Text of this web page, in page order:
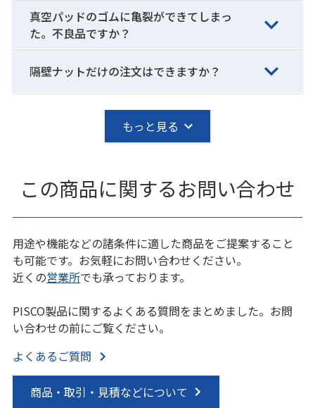
真空パッドのゴムに亀裂ができてしまっ
た。不良品ですか？
隔壁ナットだけの注文はできますか？
もっと見る
この商品に関するお問い合わせ
用途や機能などの諸条件に適した商品をご提案すること
も可能です。お気軽にお問い合わせください。
近くの営業所でも承っております。
PISCO製品に関するよくある質問をまとめました。お問
い合わせの前にご覧ください。
よくあるご質問
商品・取引・見積などについて